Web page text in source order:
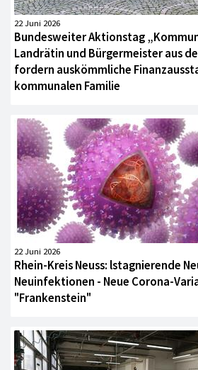
22 Juni 2026
Bundesweiter Aktionstag
Landrätin und Bürgermeister aus
fordern auskömmliche
kommunalen Familie
22 Juni 2026
Rhein-Kreis Neuss: lstagnierende
Neuinfektionen - Neue Corona-
"Frankenstein"